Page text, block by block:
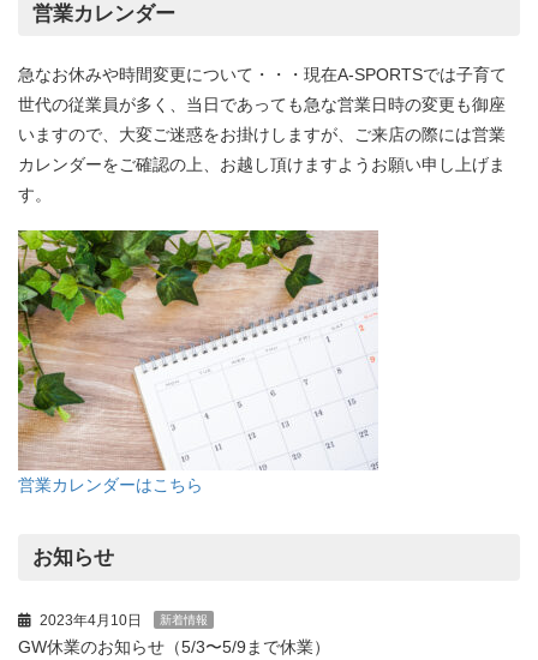
営業カレンダー
急なお休みや時間変更について・・・現在A-SPORTSでは子育て
世代の従業員が多く、当日であっても急な営業日時の変更も御座
いますので、大変ご迷惑をお掛けしますが、ご来店の際には営業
カレンダーをご確認の上、お越し頂けますようお願い申し上げま
す。
営業カレンダーはこちら
お知らせ
2023年4月10日 新着情報
GW休業のお知らせ（5/3〜5/9まで休業）